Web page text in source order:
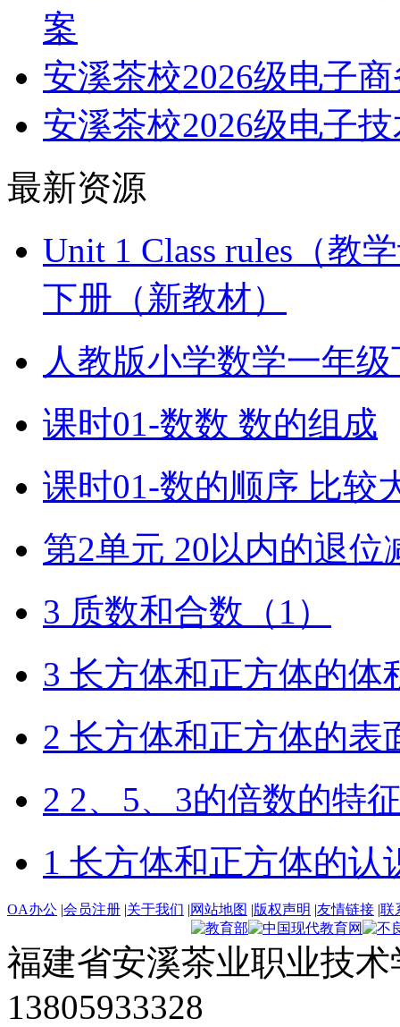
案
安溪茶校2026级电子
安溪茶校2026级电子
最新资源
Unit 1 Class rules（教
下册（新教材）
人教版小学数学一年
课时01-数数 数的组成
课时01-数的顺序 比较
第2单元 20以内的退位
3 质数和合数（1）
3 长方体和正方体的体
2 长方体和正方体的表
2 2、5、3的倍数的特
1 长方体和正方体的认
OA办公 |会员注册 |关于我们 |网站地图 |版权声明 |友情链接 |联
福建省安溪茶业职业技
13805933328